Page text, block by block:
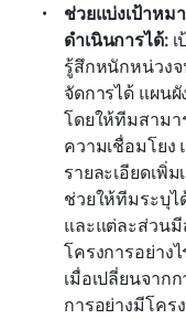
ช่วยแบ่งเป้าห
ดำเนินการได้:
รู้สึกหนักหน่วง
จัดการได้ แผน
โดยให้ทีมสามา
ความเชื่อมโยง
รายละเอียดเพิ่
ช่วยให้ทีมระบุไ
และแต่ละส่วน
โครงการอย่าง
เมื่อเปลี่ยนจาก
การอย่างมีโคร